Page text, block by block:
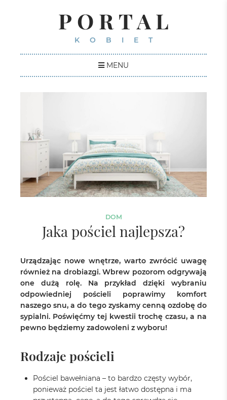
PORTAL
KOBIET
MENU
DOM
Jaka pościel najlepsza?
Urządzając nowe wnętrze, warto zwrócić uwagę
również na drobiazgi. Wbrew pozorom odgrywają
one dużą rolę. Na przykład dzięki wybraniu
odpowiedniej pościeli poprawimy komfort
naszego snu, a do tego zyskamy cenną ozdobę do
sypialni. Poświęćmy tej kwestii trochę czasu, a na
pewno będziemy zadowoleni z wyboru!
Rodzaje pościeli
Pościel bawełniana – to bardzo częsty wybór,
ponieważ pościel ta jest łatwo dostępna i ma